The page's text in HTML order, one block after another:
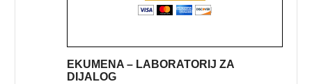
EKUMENA – LABORATORIJ ZA
DIJALOG